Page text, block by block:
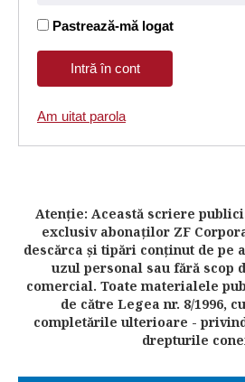
Pastrează-mă logat
Am uitat parola
Atenţie: Această scriere
exclusiv abonaţilor ZF
descărca şi tipări conţinut de pe
uzul personal sau fără scop
comercial. Toate materialele
de către Legea nr. 8/1996,
completările ulterioare -
drepturile